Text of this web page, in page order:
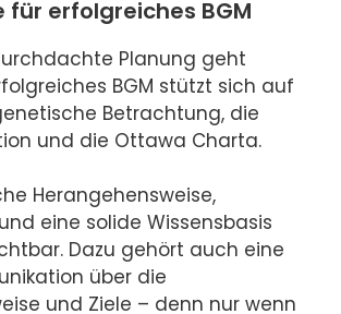
für erfolgreiches BGM
Planung geht
BGM stützt sich auf
Betrachtung, die
und die Ottawa Charta.
Herangehensweise,
eine solide Wissensbasis
Dazu gehört auch eine
über die
und Ziele – denn nur wenn